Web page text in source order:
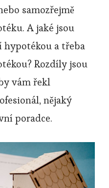
samozřejmě
A jaké jsou
a třeba
Rozdíly jsou
vám řekl
nějaký
poradce.